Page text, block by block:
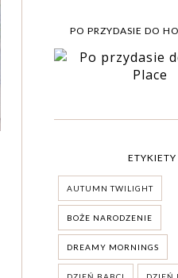
PO PRZYDASIE DO
ETYKIETY
AUTUMN TWILIGHT
BOŻE NARODZENIE
DREAMY MORNINGS